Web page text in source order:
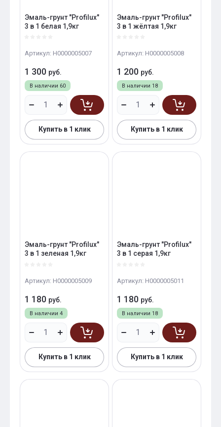
Эмаль-грунт "Profilux"
3 в 1 белая 1,9кг
Артикул: Н0000005007
В наличии 60
1 300 руб.
Купить в 1 клик
Эмаль-грунт "Profilux"
3 в 1 жёлтая 1,9кг
Артикул: Н0000005008
В наличии 18
1 200 руб.
Купить в 1 клик
Эмаль-грунт "Profilux"
3 в 1 зеленая 1,9кг
Артикул: Н0000005009
В наличии 4
1 180 руб.
Купить в 1 клик
Эмаль-грунт "Profilux"
3 в 1 серая 1,9кг
Артикул: Н0000005011
В наличии 18
1 180 руб.
Купить в 1 клик